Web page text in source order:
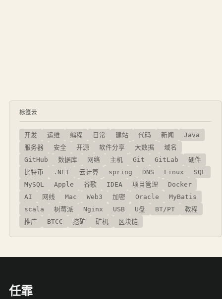
标签云
开发 运维 编程 日常 建站 代码 新闻
Java
服务器
安全 开源 软件分享 大数据
域名
GitHub
数据库 网络 主机 Git GitLab
硬件
比特币
.NET 云计算 spring DNS Linux
SQL
MySQL
Apple 谷歌 IDEA 项目管理
Docker
AI
网线 Mac Web3 加密 Oracle
MyBatis
scala
树莓派 Nginx USB U盘 BT/PT
教程
推广
BTCC 挖矿 矿机 区块链
任霏